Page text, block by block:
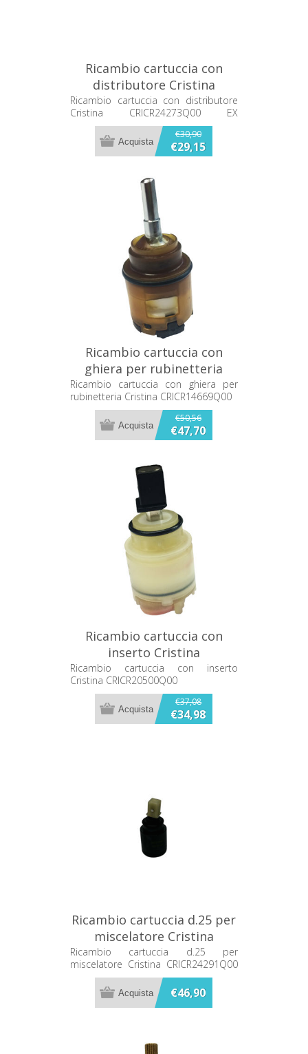
Ricambio cartuccia con
distributore Cristina
CRICR24273Q00 EX
CRICR15917P00
Ricambio cartuccia con distributore
Cristina CRICR24273Q00 EX
CRICR15917P00
€30,90
€29,15
Ricambio cartuccia con
ghiera per rubinetteria
Cristina CRICR14669Q00
Ricambio cartuccia con ghiera per
rubinetteria Cristina CRICR14669Q00
€50,56
€47,70
Ricambio cartuccia con
inserto Cristina
CRICR20500Q00
Ricambio cartuccia con inserto
Cristina CRICR20500Q00
€37,08
€34,98
Ricambio cartuccia d.25 per
miscelatore Cristina
CRICR24291Q00 ex
CRICR20201Q00
Ricambio cartuccia d.25 per
miscelatore Cristina CRICR24291Q00
ex CRICR20201Q00
€46,90